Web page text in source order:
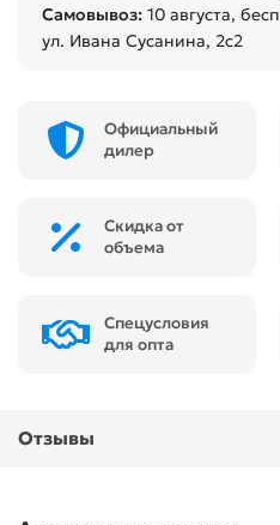
Самовывоз: 10 августа,
ул. Ивана Сусанина, 2с2
Официальный
дилер
Скидка от
объема
Спецусловия
для опта
Отзывы